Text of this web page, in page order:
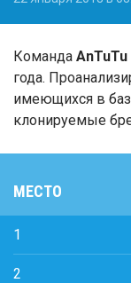
Команда AnTuTu
года.
имеющихся в
клонируемые
МЕСТО
1
2